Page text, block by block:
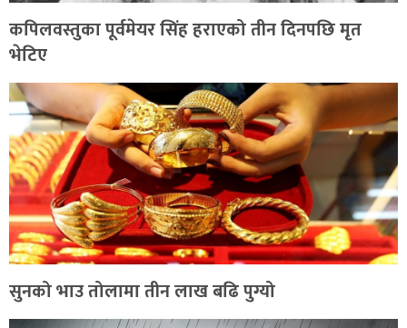
कपिलवस्तुका पूर्वमेयर सिंह हराएको तीन दिनपछि मृत
भेटिए
सुनको भाउ तोलामा तीन लाख बढि पुग्यो